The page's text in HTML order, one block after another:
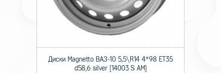
Технические характеристики
Диски Magnetto ВАЗ-10 5,5\R14 4*98 ET35
d58,6 silver [14003 S AM]